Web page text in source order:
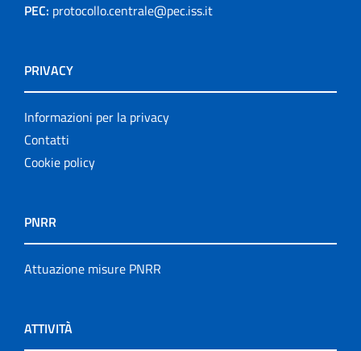
PEC: protocollo.centrale@pec.iss.it
PRIVACY
Informazioni per la privacy
Contatti
Cookie policy
PNRR
Attuazione misure PNRR
ATTIVITÀ